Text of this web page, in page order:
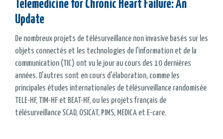
Telemedicine for Chronic Heart Failure: An
Update
De nombreux projets de télésurveillance non invasive basés sur les
objets connectés et les technologies de l'information et de la
communication (TIC) ont vu le jour au cours des 10 dernières
années. D'autres sont en cours d'élaboration, comme les
principales études internationales de télésurveillance randomisée
TELE-HF, TIM-HF et BEAT-HF, ou les projets français de
télésurveillance SCAD, OSICAT, PIMS, MEDICA et E-care.